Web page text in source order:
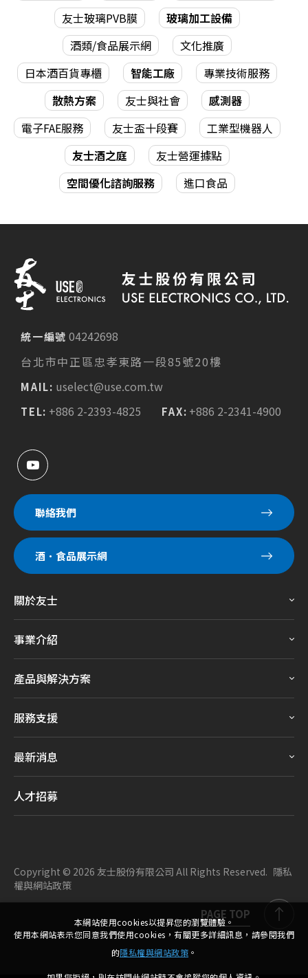
友士玻璃PVB膜
玻璃加工設備
酒類/食品展示網
文化推廣
日本酒百貨專櫃
智能工廠
專業技術服務
散熱方案
友士與社會
感測器
電子FAE服務
友士盃十段賽
工業型機器人
友士酒之庭
友士營運據點
空間優化諮詢服務
進口食品
統一編號 04242698
台北市中正區忠孝東路一段85號20樓
MAIL: uselect@use.com.tw
TEL: +886 2-2393-4825 FAX: +886 2-2341-4900
聯絡我們
酒．食品展示網
關於友士
事業介紹
產品與解決方案
服務支援
最新消息
人才招募
Copyright © 2026 友士股份有限公司 All Rights Reserved. 隱私
權與網站政策
PAGE TOP
本網站使用cookies以提昇您的瀏覽體驗。
使用本網站表示您同意我們使用cookies，有關更多詳細訊息，請參閱我們
的隱私權與網站政策 。